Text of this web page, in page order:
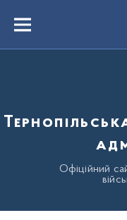
вмістуMenu
Офіційний